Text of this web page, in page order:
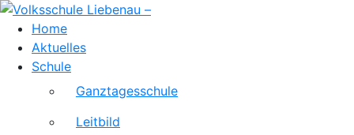
Skip
content
Home
Aktuelles
Schule
Ganztagesschule
Leitbild